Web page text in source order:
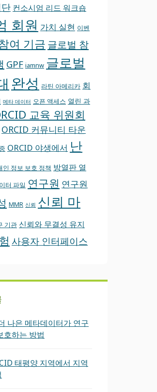
컨소시엄 리드 워크숍
회원 가치 실현 이벤
여 기금 글로벌 참
GPF iamnw 글로벌
완성 라틴 아메리카 회
메타 데이터 오픈 액세스 열린 과
교육 위원회
ORCID 커뮤니티 타운
ORCID 야생에서 난
인 정보 보호 정책 방열판 열
터 파일 연구원 연구원
MMR 신뢰 신뢰 마
기관 신뢰와 무결성 유지
사용자 인터페이스
나은 메타데이터가 연구
호하는 방법
태평양 지역에서 지역